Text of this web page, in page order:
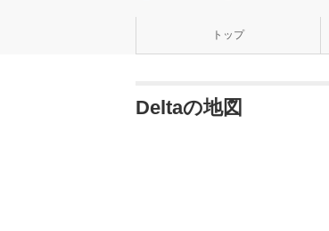
トップ
Deltaの地図